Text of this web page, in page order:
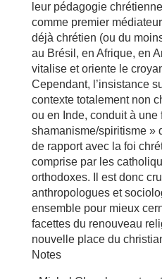
leur pédagogie
comme premier
déjà chrétien (ou du
au Brésil, en Afrique, en
vitalise et oriente le
Cependant, l’insistance
contexte totalement non
ou en Inde, conduit à une
shamanisme/spiritisme »
de rapport avec la foi
comprise par les
orthodoxes. Il est donc
anthropologues et
ensemble pour mieux
facettes du renouveau
nouvelle place du
Notes